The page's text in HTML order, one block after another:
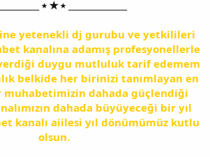
⭑ ★ ⭑ ______________
yetenekli dj gurubu ve yetkilileri
kanalına adamış profesyonellerle
duygu mutluluk tarif edemem
belkide her birinizi tanımlayan en
dahada güçlendiği
dahada büyüyeceği bir yıl
kanalı aiilesi yıl dönümümüz kutlu
olsun.